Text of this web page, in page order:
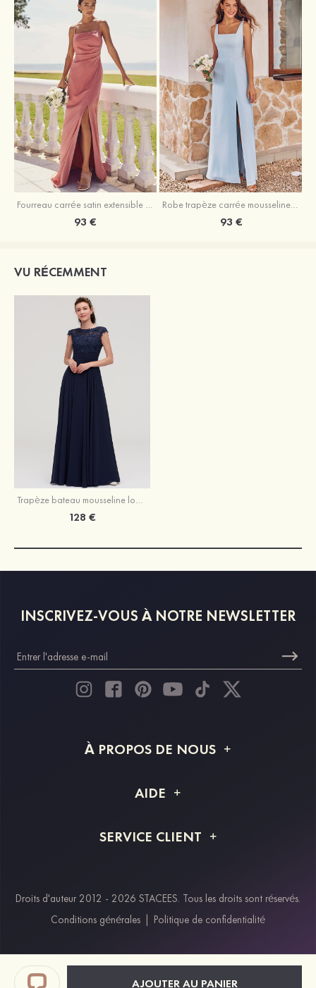
AJOUTER AU PANIER
93 € 93 €
VU RÉCEMMENT
Trapèze bateau mousseline longueur ras du sol robe de demoiselle d'honneur avec appliqué
128 €
INSCRIVEZ-VOUS À NOTRE NEWSLETTER
À PROPOS DE NOUS
Livraison
AIDE
Retour et remboursement
SERVICE CLIENT
Modes de paiement
Klarna
Paypal
Droits d'auteur 2012 - 2026 STACEES. Tous les droits sont réservés.
Conditions générales | Politique de confidentialité